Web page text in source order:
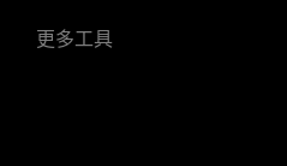
更多工具